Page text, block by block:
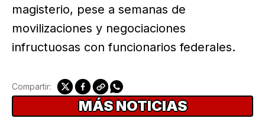
magisterio, pese a semanas de
movilizaciones y negociaciones
infructuosas con funcionarios federales.
Compartir:
MÁS NOTICIAS